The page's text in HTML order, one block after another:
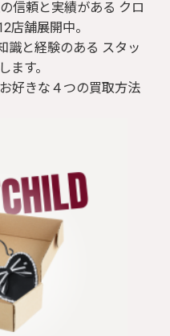
信頼と実績がある クロ
店舗展開中。
識と経験のある スタッ
ます。
好きな４つの買取方法